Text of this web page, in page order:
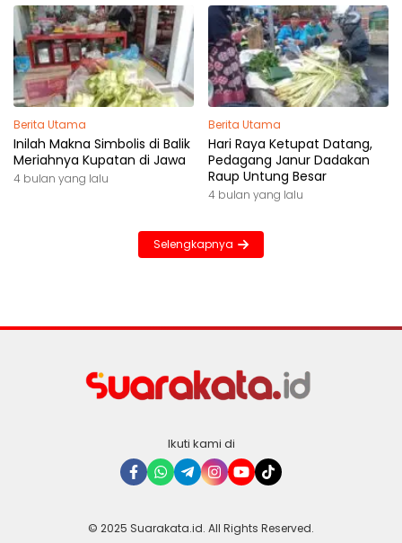
Berita Utama
Inilah Makna Simbolis di Balik
Meriahnya Kupatan di Jawa
4 bulan yang lalu
Berita Utama
Hari Raya Ketupat Datang,
Pedagang Janur Dadakan
Raup Untung Besar
4 bulan yang lalu
Selengkapnya
Ikuti kami di
© 2025 Suarakata.id. All Rights Reserved.